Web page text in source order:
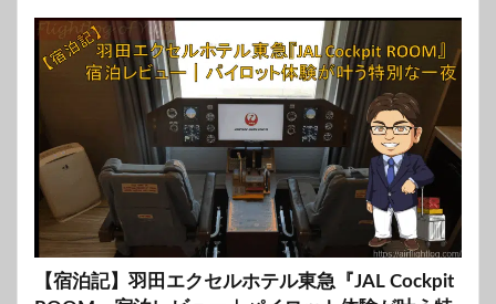
【宿泊記】羽田エクセルホテル東急『JAL Cockpit